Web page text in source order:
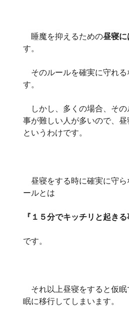
睡魔を抑えるための昼寝
す。
そのルールを確実に守れ
す。
しかし、多くの場合、その
事が難しい人が多いので、
というわけです。
昼寝をする時に確実に守
ールとは
『１５分でキッチリと起きる
です。
それ以上昼寝をすると仮
眠に移行してしまいます。